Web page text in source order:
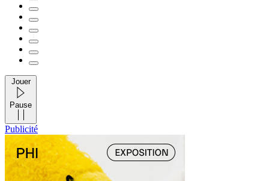
Jouer
Pause
Publicité